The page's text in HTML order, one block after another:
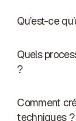
Qu’est-ce
Ce sont
- et
Quels
?
Le
Comment
techniques ?